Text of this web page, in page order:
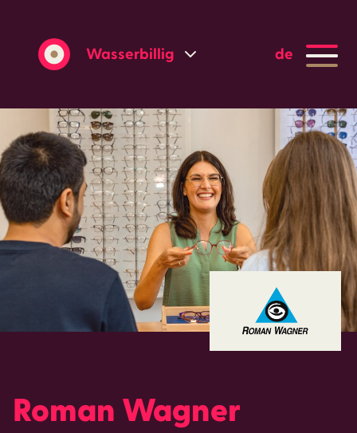
Wasserbillig
Grevenmacher
de
Roman Wagner